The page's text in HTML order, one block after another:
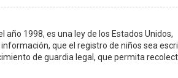
año 1998, es una ley de los Estados Unidos,
que el registro de niños sea
de guardia legal, que permita